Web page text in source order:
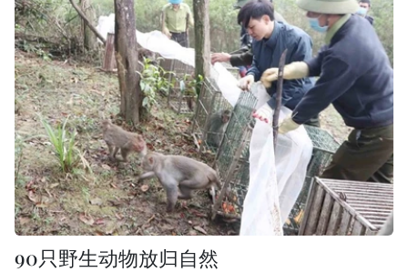
90只野生动物放归自然